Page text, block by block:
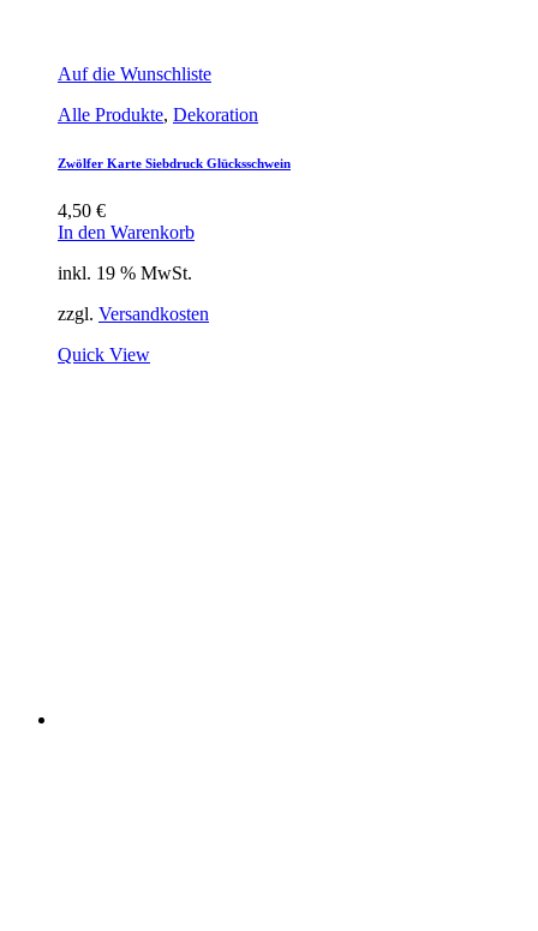
Auf die Wunschliste
Alle Produkte, Dekoration
Zwölfer Karte Siebdruck Glücksschwein
4,50 €
In den Warenkorb
inkl. 19 % MwSt.
zzgl. Versandkosten
Quick View